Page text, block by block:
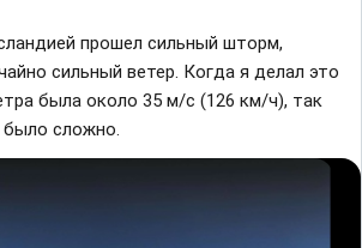
прошел сильный шторм,
сильный ветер. Когда я делал это
была около 35 м/с (126 км/ч), так
сложно.